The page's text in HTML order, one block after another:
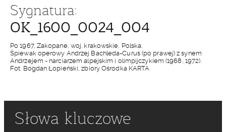
Sygnatura:
OK_1600_0024_004
Po 1967, Zakopane, woj. krakowskie, Polska.
Śpiewak operowy Andrzej Bachleda-Curuś (po prawej) z synem
Andrzejem - narciarzem alpejskim i olimpijczykiem (1968, 1972).
Fot. Bogdan Łopieński, zbiory Ośrodka KARTA
Słowa kluczowe